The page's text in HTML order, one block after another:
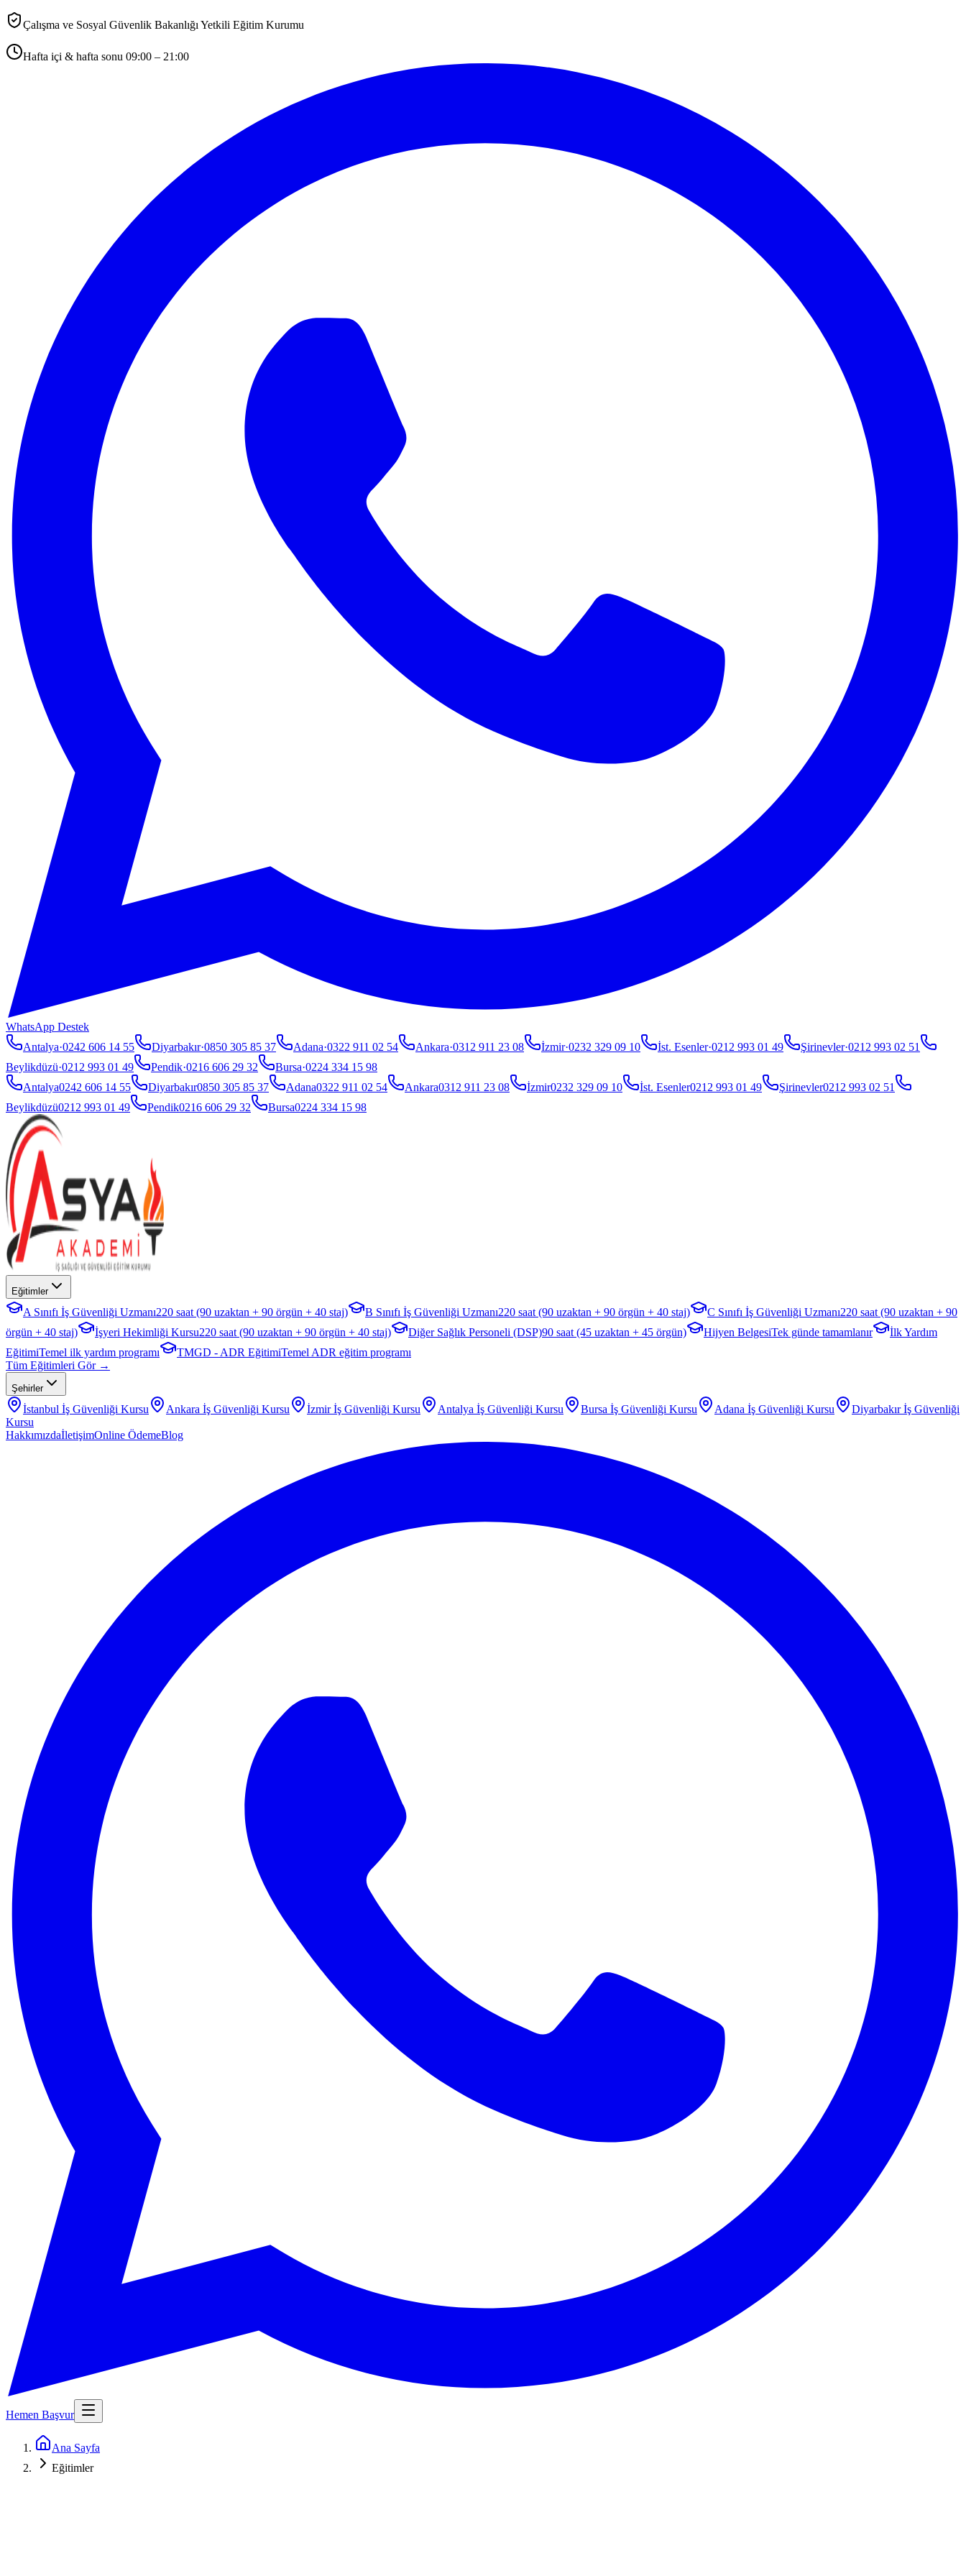
Çalışma ve Sosyal Güvenlik Bakanlığı Yetkili Eğitim Kurumu
Hafta içi & hafta sonu 09:00 – 21:00
WhatsApp Destek
Antalya·0242 606 14 55 Diyarbakır·0850 305 85 37 Adana·0322 911 02 54 Ankara·0312 911 23 08 İzmir·0232 329 09 10 İst. Esenler·0212 993 01 49 Şirinevler·0212 993 02 51
Beylikdüzü·0212 993 01 49 Pendik·0216 606 29 32 Bursa·0224 334 15 98
Antalya0242 606 14 55 Diyarbakır0850 305 85 37 Adana0322 911 02 54 Ankara0312 911 23 08 İzmir0232 329 09 10 İst. Esenler0212 993 01 49 Şirinevler0212 993 02 51
Beylikdüzü0212 993 01 49 Pendik0216 606 29 32 Bursa0224 334 15 98
Eğitimler
A Sınıfı İş Güvenliği Uzmanı220 saat (90 uzaktan + 90 örgün + 40 staj) B Sınıfı İş Güvenliği Uzmanı220 saat (90 uzaktan + 90 örgün + 40 staj) C Sınıfı İş Güvenliği Uzmanı220 saat (90 uzaktan + 90
örgün + 40 staj)
İşyeri Hekimliği Kursu220 saat (90 uzaktan + 90 örgün + 40 staj) Diğer Sağlık Personeli (DSP)90 saat (45 uzaktan + 45 örgün) Hijyen BelgesiTek günde tamamlanır
İlk Yardım
EğitimiTemel ilk yardım programı TMGD - ADR EğitimiTemel ADR eğitim programı
Tüm Eğitimleri Gör →
Şehirler
İstanbul İş Güvenliği Kursu Ankara İş Güvenliği Kursu İzmirİş Güvenliği Kursu Antalya İş Güvenliği Kursu Bursa İş Güvenliği Kursu Adana İş Güvenliği Kursu Diyarbakırİş Güvenliği
Kursu
HakkımızdaİletişimOnline ÖdemeBlog
Hemen Başvur
Ana Sayfa
Eğitimler